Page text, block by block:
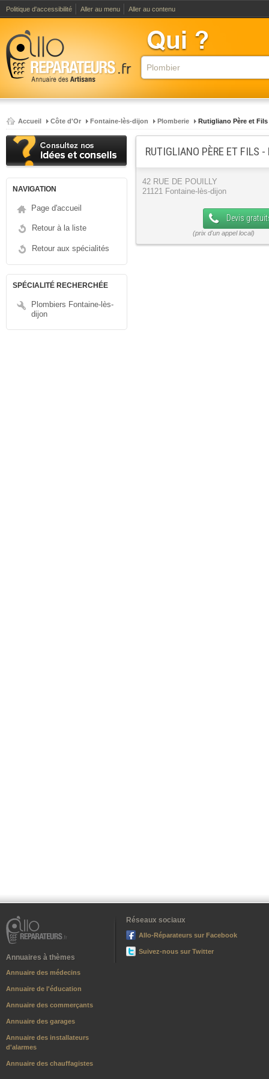
Politique d'accessibilité Aller au menu Aller au contenu
Accueil Côte d'Or Fontaine-lès-dijon Plomberie Rutigliano Père et Fils
NAVIGATION
Page d'accueil
Retour à la liste
Retour aux spécialités
SPÉCIALITÉ RECHERCHÉE
Plombiers Fontaine-lès-
dijon
RUTIGLIANO PÈRE ET FILS -
42 RUE DE POUILLY
21121 Fontaine-lès-dijon
Devis
Annuaires à thèmes
Annuaire des médecins
Annuaire de l'éducation
Annuaire des commerçants
Annuaire des garages
Annuaire des installateurs
d'alarmes
Annuaire des chauffagistes
Réseaux sociaux
Allo-Réparateurs sur Facebook
Suivez-nous sur Twitter